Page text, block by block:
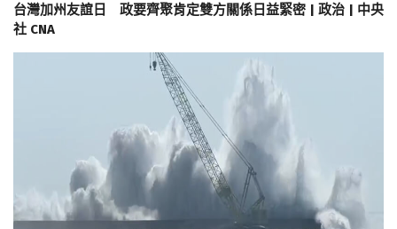
台灣加州友誼日 政要齊聚肯定雙方關係日益緊密 | 政治 | 中央
社 CNA